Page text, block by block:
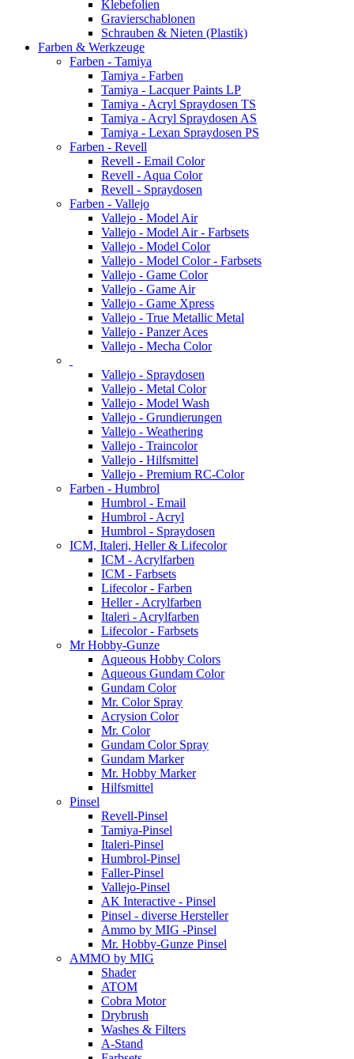
Klebefolien
Gravierschablonen
Schrauben & Nieten (Plastik)
Farben & Werkzeuge
Farben - Tamiya
Tamiya - Farben
Tamiya - Lacquer Paints LP
Tamiya - Acryl Spraydosen TS
Tamiya - Acryl Spraydosen AS
Tamiya - Lexan Spraydosen PS
Farben - Revell
Revell - Email Color
Revell - Aqua Color
Revell - Spraydosen
Farben - Vallejo
Vallejo - Model Air
Vallejo - Model Air - Farbsets
Vallejo - Model Color
Vallejo - Model Color - Farbsets
Vallejo - Game Color
Vallejo - Game Air
Vallejo - Game Xpress
Vallejo - True Metallic Metal
Vallejo - Panzer Aces
Vallejo - Mecha Color
Vallejo - Spraydosen
Vallejo - Metal Color
Vallejo - Model Wash
Vallejo - Grundierungen
Vallejo - Weathering
Vallejo - Traincolor
Vallejo - Hilfsmittel
Vallejo - Premium RC-Color
Farben - Humbrol
Humbrol - Email
Humbrol - Acryl
Humbrol - Spraydosen
ICM, Italeri, Heller & Lifecolor
ICM - Acrylfarben
ICM - Farbsets
Lifecolor - Farben
Heller - Acrylfarben
Italeri - Acrylfarben
Lifecolor - Farbsets
Mr Hobby-Gunze
Aqueous Hobby Colors
Aqueous Gundam Color
Gundam Color
Mr. Color Spray
Acrysion Color
Mr. Color
Gundam Color Spray
Gundam Marker
Mr. Hobby Marker
Hilfsmittel
Pinsel
Revell-Pinsel
Tamiya-Pinsel
Italeri-Pinsel
Humbrol-Pinsel
Faller-Pinsel
Vallejo-Pinsel
AK Interactive - Pinsel
Pinsel - diverse Hersteller
Ammo by MIG -Pinsel
Mr. Hobby-Gunze Pinsel
AMMO by MIG
Shader
ATOM
Cobra Motor
Drybrush
Washes & Filters
A-Stand